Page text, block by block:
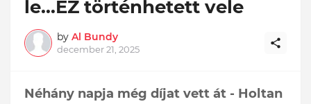
le...EZ történhetett vele
by Al Bundy
december 21, 2025
Néhány napja még díjat vett át - Holtan